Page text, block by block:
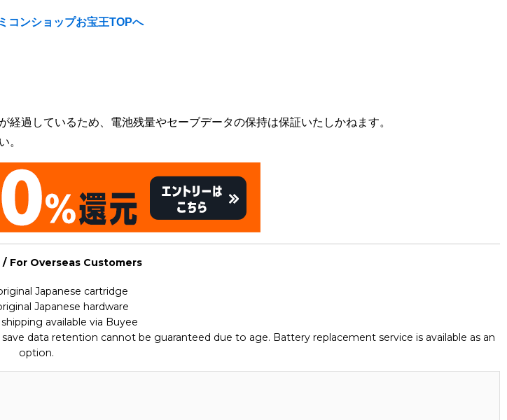
コンショップお宝王TOPへ
過しているため、電池残量やセーブデータの保持は保証いたしかねます。
。
/ For Overseas Customers
Japanese cartridge
Japanese hardware
available via Buyee
data retention cannot be guaranteed due to age. Battery replacement service is available as an
option.